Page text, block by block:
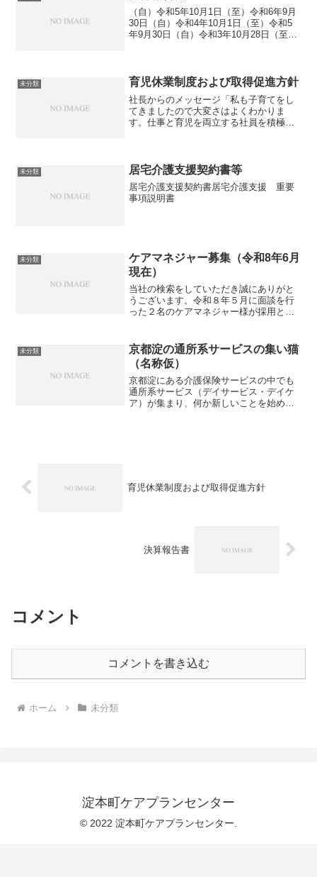
（自）令和5年10月1日（至）令和6年9月
30日（自）令和4年10月1日（至）令和5
年9月30日（自）令和3年10月28日（至）
未分類 育児休業制度および取得促進方針
社長からのメッセージ「私も子育てをし
てきましたので大変さはよくわかりま
す。仕事と育児を両立する社員を積極的
業取得率100％仕事と...
未分類 居宅介護支援契約書等
居宅介護支援契約書居宅介護支援 重要
事項説明書
未分類
ケアマネジャー募集（令和8年6月
現在）
当社の検索をしていただき誠にありがと
うございます。令和８年５月に面談を行
った２名のケアマネジャー様が採用とな
集は令和８年９月ごろに再開を予定して
おります。シークレット説...
未分類
京都淀の通所系サービスの集い猫
（名称仮）
京都淀にある介護保険サービスの中でも
通所系サービス（デイサービス・デイケ
ア）が集まり、何か新しいことを始めよ
育児休業制度および取得促進方針
決算報告書
コメント
コメントを書き込む
ホーム 未分類
淀本町ケアプランセンター
© 2022 淀本町ケアプランセンター.